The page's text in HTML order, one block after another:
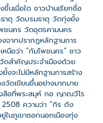
ขึ้นเมื่อใด ชาวบ้านเรียกชื่อ
าตุ วัดบรมธาตุ วัดทุ่งยั้ง
ชนคร วัดอุตรคามนคร
จากปรากฏหลักฐานการ
หนือว่า “กัมโพชนคร” ชาว
ดสําคัญประจําเมืองด้วย
งจะไม่มีหลักฐานการสร้าง
วัดเขียนขึ้นอย่างมากมาย
สือที่พระสมุห์ กอ ญาณวีโร
ความว่า “กิร ดัง
ในภูเขาซอกนอกเมืองทุ่ง